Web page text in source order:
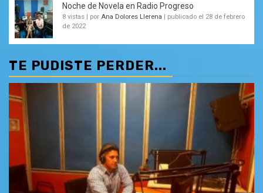
Noche de Novela en Radio Progreso
8 vistas | por Ana Dolores Llerena | publicado el 28 de febrero
de 2022
TE PUDISTE PERDER...